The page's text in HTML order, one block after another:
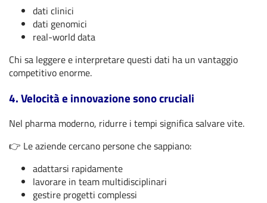
dati clinici
dati genomici
real-world data
Chi sa leggere e interpretare questi dati ha un vantaggio
competitivo enorme.
4. Velocità e innovazione sono cruciali
Nel pharma moderno, ridurre i tempi significa salvare vite.
👉 Le aziende cercano persone che sappiano:
adattarsi rapidamente
lavorare in team multidisciplinari
gestire progetti complessi